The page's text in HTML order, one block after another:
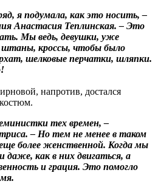
я подумала, как это носить, –
Анастасия Теплинская. – Это
Мы ведь, девушки, уже
штаны, кроссы, чтобы было
шелковые перчатки, шляпки.
напротив, достался
тех времен, –
– Но тем не менее в таком
более женственной. Когда мы
даже, как в них двигаться, а
и грация. Это помогло